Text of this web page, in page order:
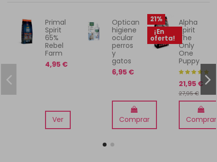
Primal
Spirit
65%
Rebel
Farm
4,95 €
Ver
Optican
higiene
ocular
perros
y
gatos
6,95 €
Comprar
21%
¡En
oferta!
Alpha
Spirit
The
Only
One
Puppy
21,95 €
27,95 €
Comprar